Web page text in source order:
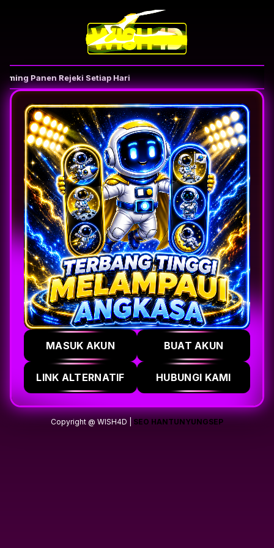
Panen Rejeki Setiap Hari
MASUK AKUN BUAT AKUN
LINK ALTERNATIF HUBUNGI KAMI
Copyright @ WISH4D | SEO HANTUNYUNGSEP